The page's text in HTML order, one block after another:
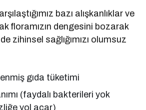
bazı alışkanlıklar ve
floramızın dengesini bozarak
zihinsel sağlığımızı olumsuz
gıda tüketimi
(faydalı bakterileri yok
yol açar)